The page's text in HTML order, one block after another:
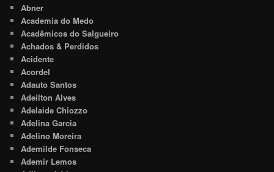
Abner
Academia do Medo
Acadêmicos do Salgueiro
Achados & Perdidos
Acidente
Acordel
Adauto Santos
Adeilton Alves
Adelaide Chiozzo
Adelina Garcia
Adelino Moreira
Ademilde Fonseca
Ademir Lemos